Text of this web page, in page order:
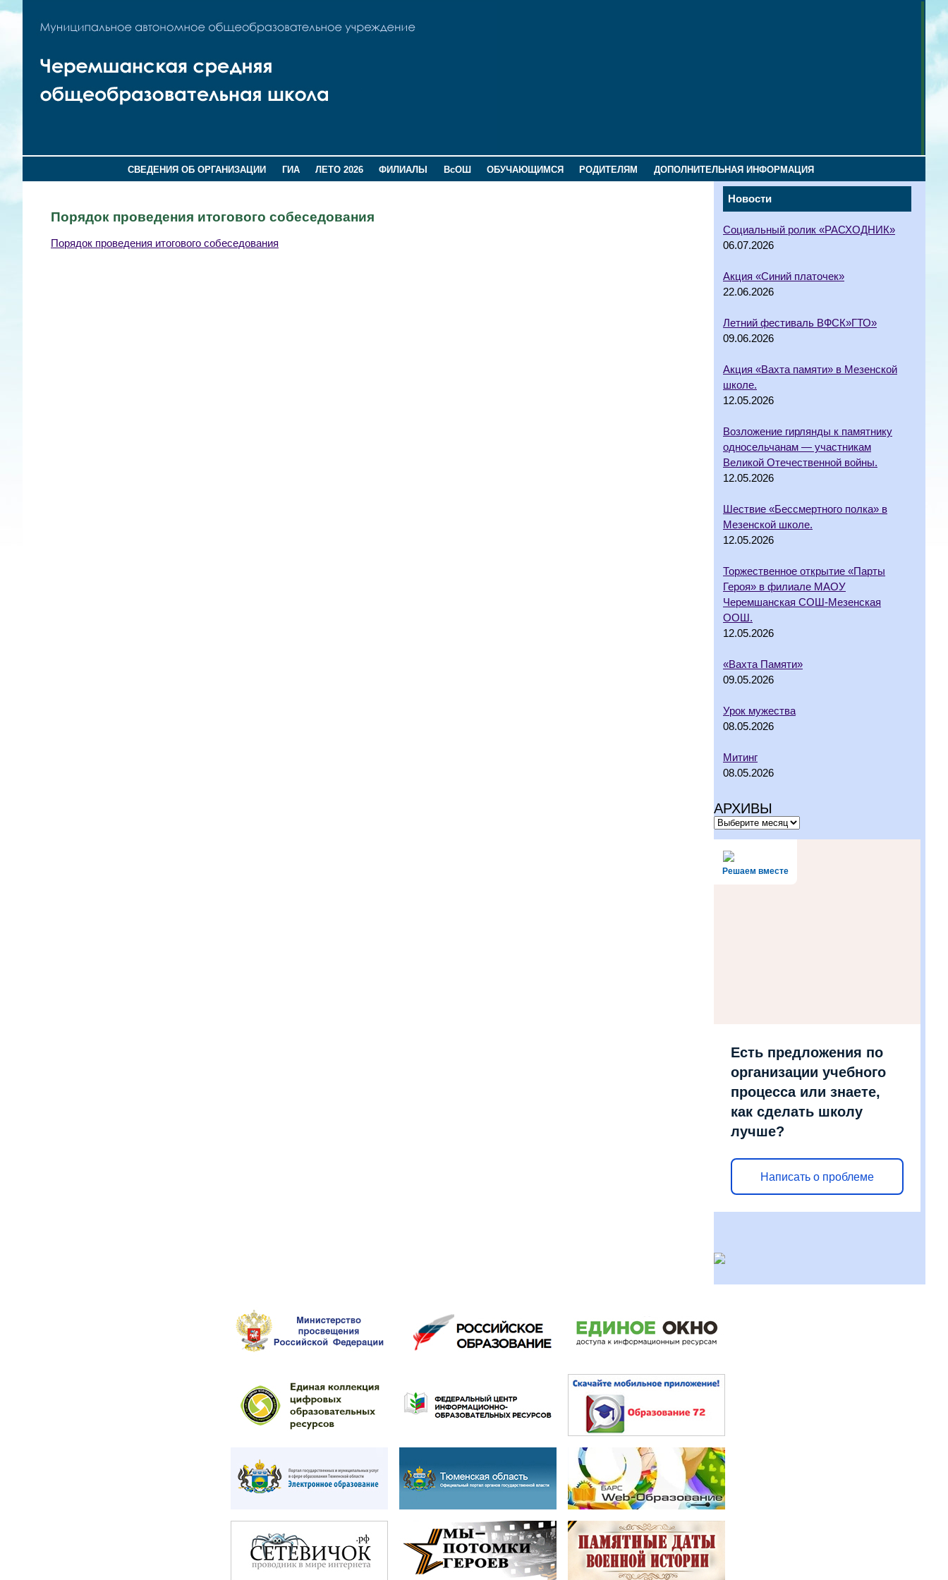
СВЕДЕНИЯ ОБ ОРГАНИЗАЦИИ ГИА ЛЕТО 2026 ФИЛИАЛЫ ВсОШ ОБУЧАЮЩИМСЯ РОДИТЕЛЯМ ДОПОЛНИТЕЛЬНАЯ ИНФОРМАЦИЯ
Новости
Социальный ролик «РАСХОДНИК»
06.07.2026
Акция «Синий платочек»
22.06.2026
Летний фестиваль ВФСК»ГТО»
09.06.2026
Акция «Вахта памяти» в Мезенской
школе.
12.05.2026
Возложение гирлянды к памятнику
односельчанам — участникам
Великой Отечественной войны.
12.05.2026
Шествие «Бессмертного полка» в
Мезенской школе.
12.05.2026
Торжественное открытие «Парты
Героя» в филиале МАОУ
Черемшанская СОШ-Мезенская
ООШ.
12.05.2026
«Вахта Памяти»
09.05.2026
Урок мужества
08.05.2026
Митинг
08.05.2026
АРХИВЫ
Решаем вместе
Есть предложения по
организации учебного
процесса или знаете,
как сделать школу
лучше?
Написать о проблеме
Порядок проведения итогового собеседования
Порядок проведения итогового собеседования